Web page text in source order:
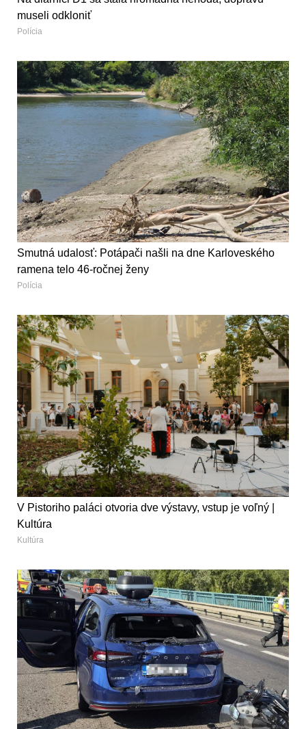
museli odkloniť
Polícia
Smutná udalosť: Potápači našli na dne Karloveského
ramena telo 46-ročnej ženy
Polícia
V Pistoriho paláci otvoria dve výstavy, vstup je voľný |
Kultúra
Kultúra